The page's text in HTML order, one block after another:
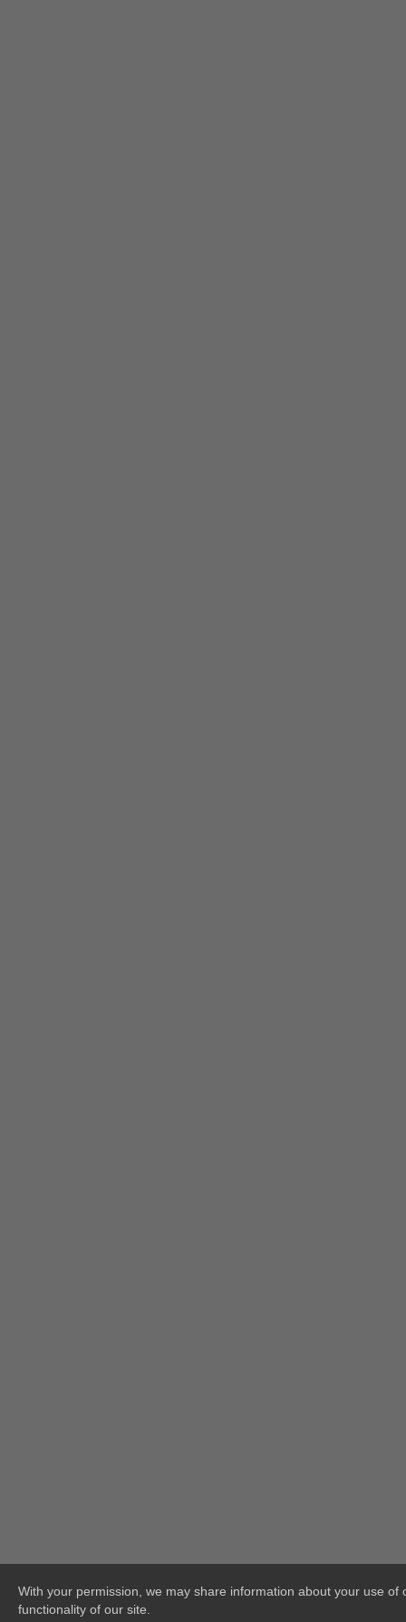
With your permission, we may share information about your use of
functionality of our site.